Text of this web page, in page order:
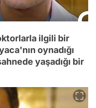
ilgili bir
oynadığı
yaşadığı bir